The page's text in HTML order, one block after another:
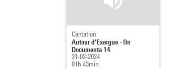
Captation
Autour d'Exergue - On
Documenta 14
31-03-2024
01h 43min